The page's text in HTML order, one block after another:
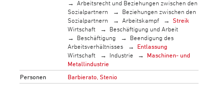
Arbeitsrecht und Beziehungen zwischen den
Sozialpartnern
Beziehungen zwischen den
Sozialpartnern
Arbeitskampf
Streik
Wirtschaft
Beschäftigung und Arbeit
Beschäftigung
Beendigung des
Arbeitsverhältnisses
Entlassung
Wirtschaft
Industrie
Maschinen- und
Metallindustrie
Personen
Barbierato, Stenio